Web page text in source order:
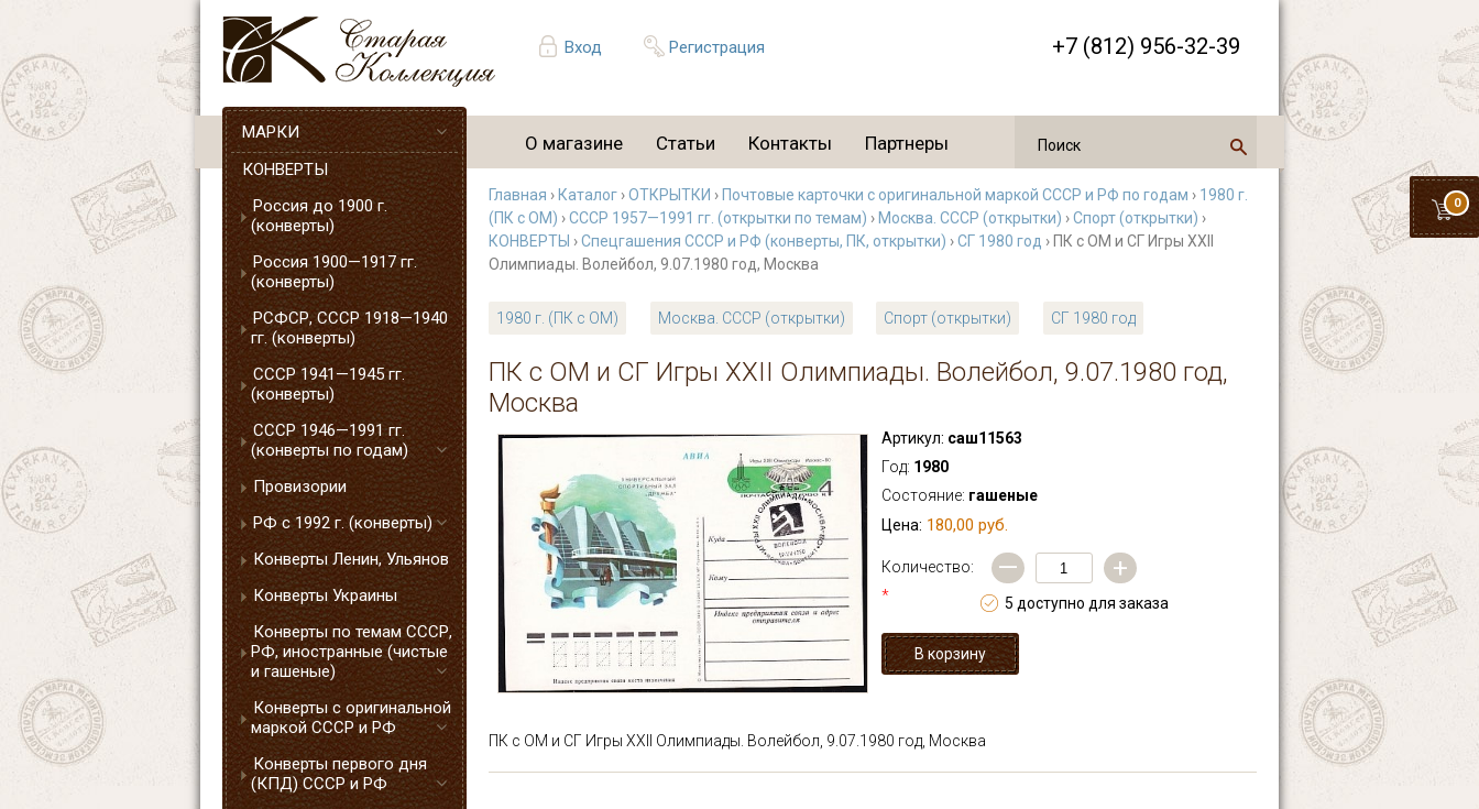
Вход Регистрация +7 (812) 956-32-39
0
О магазине Статьи Контакты Партнеры
МАРКИ
КОНВЕРТЫ
Россия до 1900 г.
(конверты)
Россия 1900—1917 гг.
(конверты)
РСФСР, СССР 1918—1940
гг. (конверты)
СССР 1941—1945 гг.
(конверты)
СССР 1946—1991 гг.
(конверты по годам)
Провизории
РФ с 1992 г. (конверты)
Конверты Ленин, Ульянов
Конверты Украины
Конверты по темам СССР,
РФ, иностранные (чистые
и гашеные)
Конверты с оригинальной
маркой СССР и РФ
Конверты первого дня
(КПД) СССР и РФ
Главная › Каталог ›ОТКРЫТКИ › Почтовые карточки с оригинальной маркой СССР и РФ по годам › 1980 г.
(ПК с ОМ) ›СССР 1957—1991 гг. (открытки по темам) › Москва. СССР (открытки) ›Спорт (открытки) ›
КОНВЕРТЫ ›Спецгашения СССР и РФ (конверты, ПК, открытки) ›СГ 1980 год › ПК с ОМ и СГ Игры XXII
Олимпиады. Волейбол, 9.07.1980 год, Москва
1980 г. (ПК с ОМ) Москва. СССР (открытки) Спорт (открытки) СГ 1980 год
ПК с ОМ и СГ Игры XXII Олимпиады. Волейбол, 9.07.1980 год,
Москва
Артикул: саш11563
Год: 1980
Состояние: гашеные
Цена: 180,00 руб.
Количество:
*
— +
5 доступно для заказа
ПК с ОМ и СГ Игры XXII Олимпиады. Волейбол, 9.07.1980 год, Москва